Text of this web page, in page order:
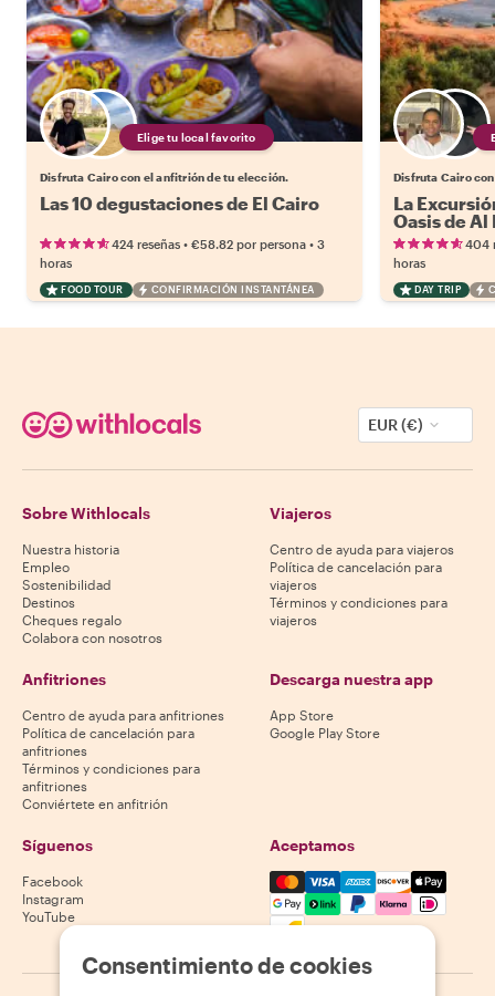
Elige tu local favorito
Disfruta Cairo con el anfitrión de tu elección.
Las 10 degustaciones de El Cairo
424 reseñas • €58.82 por persona • 3
horas
FOOD TOUR CONFIRMACIÓN INSTANTÁNEA
Disfruta Cairo
La
Oasis de Al
404
horas
DAY TRIP
EUR (€)
Sobre Withlocals
Nuestra historia
Empleo
Sostenibilidad
Destinos
Cheques regalo
Colabora con nosotros
Viajeros
Centro de ayuda para viajeros
Política de cancelación para
viajeros
Términos y condiciones para
viajeros
Anfitriones
Centro de ayuda para anfitriones
Política de cancelación para
anfitriones
Términos y condiciones para
anfitriones
Conviértete en anfitrión
Descarga nuestra app
App Store
Google Play Store
Síguenos
Facebook
Instagram
YouTube
Aceptamos
Mastercard, Visa, Amex,
Consentimiento de cookies